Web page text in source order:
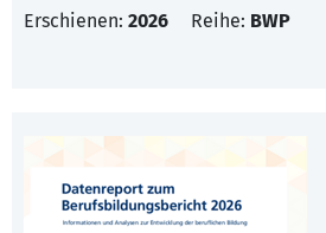
Erschienen: 2026 Reihe: BWP